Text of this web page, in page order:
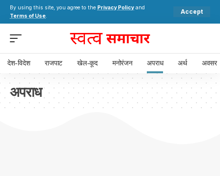
By using this site, you agree to the Privacy Policy and
Terms of Use.
Accept
देश-विदेश राजपाट खेल-कूद मनोरंजन अपराध अर्थ अवसर
अपराध